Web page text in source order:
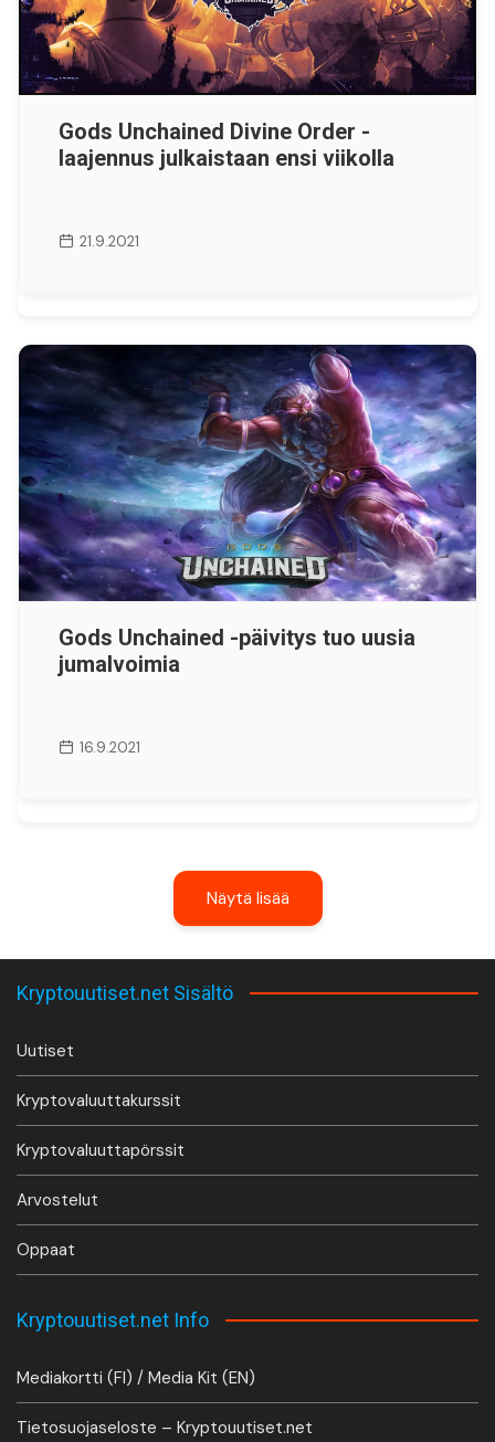
Gods Unchained Divine Order -
laajennus julkaistaan ensi viikolla
21.9.2021
Gods Unchained -päivitys tuo uusia
jumalvoimia
16.9.2021
Näytä lisää
Kryptouutiset.net Sisältö
Uutiset
Kryptovaluuttakurssit
Kryptovaluuttapörssit
Arvostelut
Oppaat
Kryptouutiset.net Info
Mediakortti (FI) / Media Kit (EN)
Tietosuojaseloste – Kryptouutiset.net